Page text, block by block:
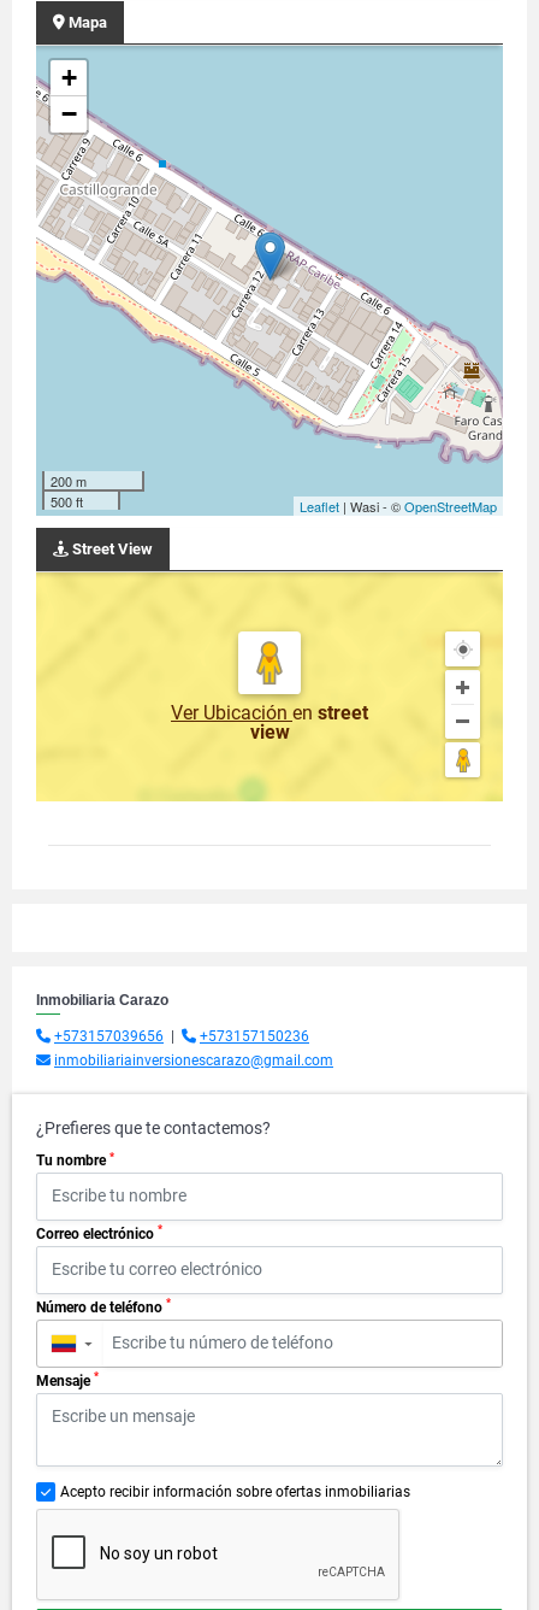
Mapa
+
−
200 m
500 ft
Leaflet | Wasi - ©OpenStreetMap
Street View
Ver Ubicación en street
view
Inmobiliaria Carazo
+573157039656
+573157150236
inmobiliariainversionescarazo@gmail.com
¿Prefieres que te contactemos?
Tu nombre *
Correo electrónico *
Número de teléfono *
▼
Mensaje *
Acepto recibir información sobre ofertas inmobiliarias